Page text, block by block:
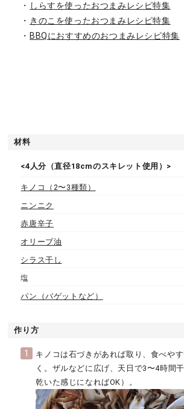
・ しらすを使ったおつまみレシピ特集
・ きのこを使ったおつまみレシピ特集
・ BBQにおすすめのおつまみレシピ特集
材料
<4人分（直径18cmのスキレット使用）>
キノコ（2〜3種類）
ニンニク
赤唐辛子
オリーブ油
シラス干し
塩
パン（バゲットなど）
作り方
1
キノコは石づきがあれば取り、食べや
く。ザルなどに広げ、天日で3〜4時間
乾いた感じになればOK）。